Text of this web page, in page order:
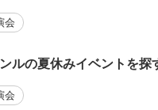
会
ルの夏休みイベントを探
会